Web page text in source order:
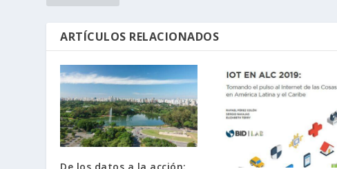
ARTÍCULOS RELACIONADOS